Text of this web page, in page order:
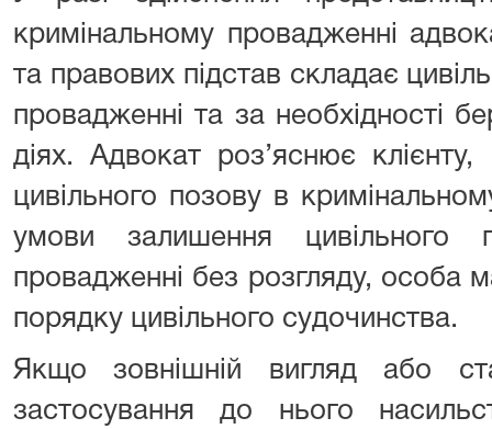
кримінальному провадженні
та правових підстав складає
провадженні та за необхідності
діях. Адвокат роз’яснює
цивільного позову в
умови залишення цивільного
провадженні без розгляду, особа
порядку цивільного судочинства.
Якщо зовнішній вигляд або
застосування до нього